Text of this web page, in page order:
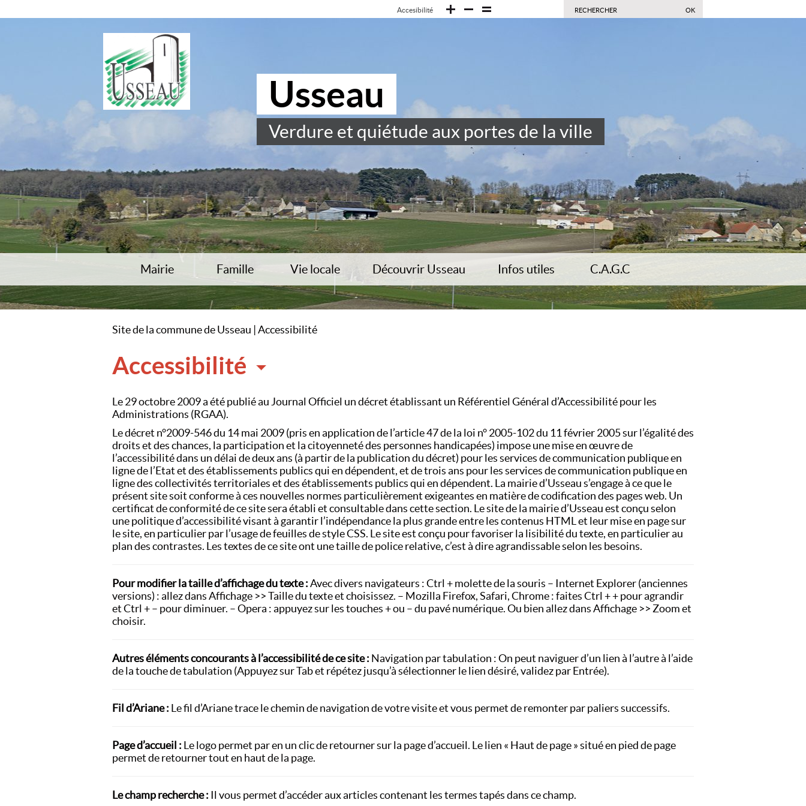
Accesibilité
Mairie
Accueil
Horaires de la mairie
Comptes-rendus
Usseau Infos
Famille
Écoles
RAM
Cap Jeunes
Vie locale
Associations
Salle Polyvalente
Vie de la paroisse
Découvrir Usseau
Albums Photos
Histoire Locale
Infos utiles
Démarches administratives
Déchetterie
C.A.G.C
Tourisme
Transports
Usseau
Verdure et quiétude aux portes de la ville
Site de la commune de Usseau | Accessibilité
Accessibilité
Le 29 octobre 2009 a été publié au Journal Officiel un décret établissant un Référentiel Général d’Accessibilité pour les
Administrations (RGAA).
Le décret n°2009-546 du 14 mai 2009 (pris en application de l’article 47 de la loi n° 2005-102 du 11 février 2005 sur l’égalité des
droits et des chances, la participation et la citoyenneté des personnes handicapées) impose une mise en œuvre de
l’accessibilité dans un délai de deux ans (à partir de la publication du décret) pour les services de communication publique en
ligne de l’Etat et des établissements publics qui en dépendent, et de trois ans pour les services de communication publique en
ligne des collectivités territoriales et des établissements publics qui en dépendent. La mairie d’Usseau s’engage à ce que le
présent site soit conforme à ces nouvelles normes particulièrement exigeantes en matière de codification des pages web. Un
certificat de conformité de ce site sera établi et consultable dans cette section. Le site de la mairie d’Usseau est conçu selon
une politique d’accessibilité visant à garantir l’indépendance la plus grande entre les contenus HTML et leur mise en page sur
le site, en particulier par l’usage de feuilles de style CSS. Le site est conçu pour favoriser la lisibilité du texte, en particulier au
plan des contrastes. Les textes de ce site ont une taille de police relative, c’est à dire agrandissable selon les besoins.
Pour modifier la taille d’affichage du texte :Avec divers navigateurs : Ctrl + molette de la souris – Internet Explorer (anciennes
versions) : allez dans Affichage >> Taille du texte et choisissez. – Mozilla Firefox, Safari, Chrome : faites Ctrl + + pour agrandir
et Ctrl + – pour diminuer. – Opera : appuyez sur les touches + ou – du pavé numérique. Ou bien allez dans Affichage >> Zoom et
choisir.
Autres éléments concourants à l’accessibilité de ce site : Navigation par tabulation : On peut naviguer d’un lien à l’autre à l’aide
de la touche de tabulation (Appuyez sur Tab et répétez jusqu’à sélectionner le lien désiré, validez par Entrée).
Fil d’Ariane : Le fil d’Ariane trace le chemin de navigation de votre visite et vous permet de remonter par paliers successifs.
Page d’accueil : Le logo permet par en un clic de retourner sur la page d’accueil. Le lien « Haut de page » situé en pied de page
permet de retourner tout en haut de la page.
Le champ recherche : Il vous permet d’accéder aux articles contenant les termes tapés dans ce champ.